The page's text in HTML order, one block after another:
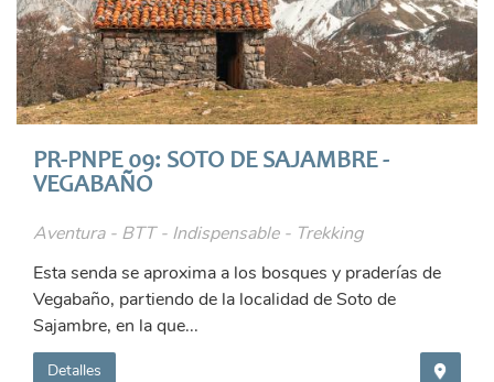
PR-PNPE 09: SOTO DE SAJAMBRE -
VEGABAÑO
Aventura - BTT - Indispensable - Trekking
Esta senda se aproxima a los bosques y praderías de
Vegabaño, partiendo de la localidad de Soto de
Sajambre, en la que...
Detalles